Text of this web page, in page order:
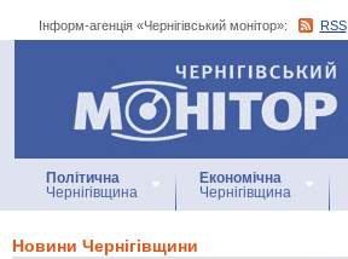
Інформ-агенція «Чернігівський монітор»: RSS
Інформ-агенція
«Чернігівський монітор»
Політична
Чернігівщина
Економічна
Чернігівщина
Новини Чернігівщини